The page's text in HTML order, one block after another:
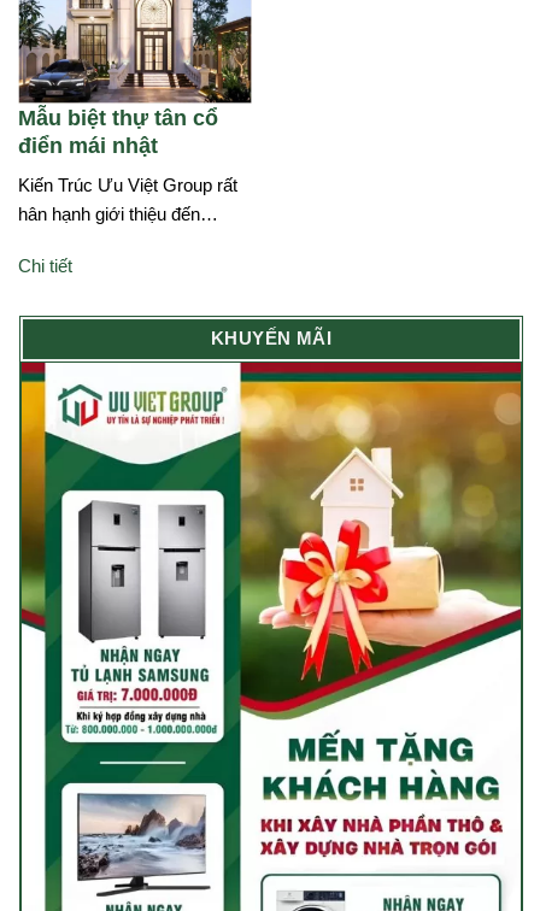
Mẫu biệt thự tân cổ
điển mái nhật
Kiến Trúc Ưu Việt Group rất
hân hạnh giới thiệu đến…
Chi tiết
KHUYẾN MÃI